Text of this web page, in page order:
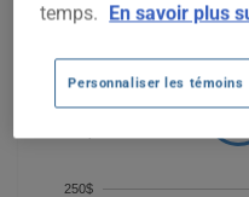
250$
750$
1 000$
temps. En savoir plus
Personnaliser les témoins